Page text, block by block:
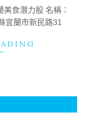
食潛力股 名稱：
宜蘭市新民路31